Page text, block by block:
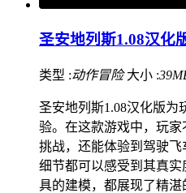
圣安地列斯1.08汉化
类型 :动作冒险 大小 :
圣安地列斯1.08汉化版为
验。在这款游戏中，玩
挑战，还能体验到驾驶
细节都可以感受到其真
具的建模，都展现了精湛